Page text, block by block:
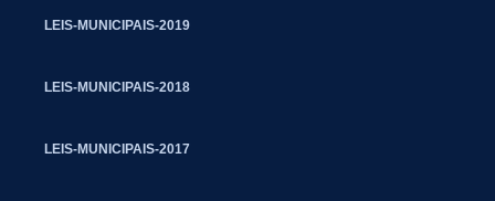
LEIS-MUNICIPAIS-2019
LEIS-MUNICIPAIS-2018
LEIS-MUNICIPAIS-2017